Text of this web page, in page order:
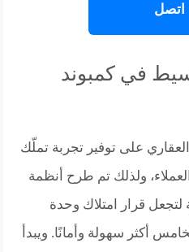
اتصل
في كمبوند
على توفير تجربة تملّك
ولذلك تم طرح أنظمة
قرار امتلاك وحدة
أكثر سهولة وأمانًا. ويبدأ